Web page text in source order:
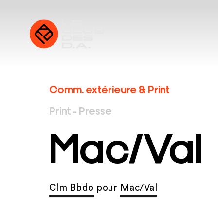
Comm. extérieure & Print
Print - Presse
Mac/Val
Clm Bbdo pour Mac/Val